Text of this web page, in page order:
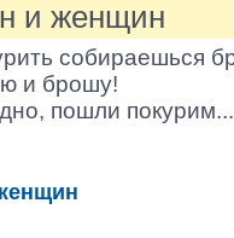
и женщин
собираешься
и брошу!
пошли покурим...